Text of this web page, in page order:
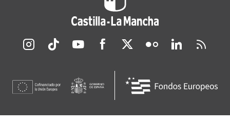
Redes sociales JCCM